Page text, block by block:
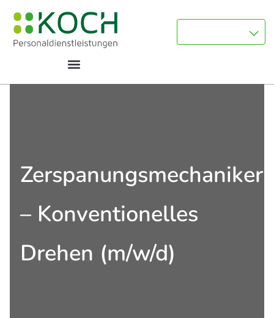
Zerspanungsmechaniker
– Konventionelles
Drehen (m/w/d)